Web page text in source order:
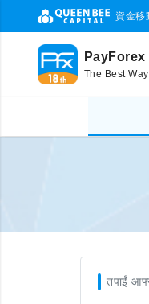
資金移
PayForex
The Best
तपाईं